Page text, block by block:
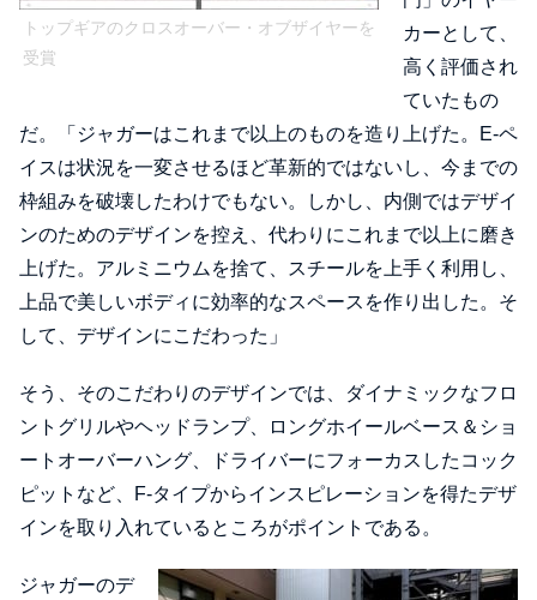
トップギアのクロスオーバー・オブザイヤーを
受賞
カーとして、
高く評価され
ていたもの
だ。「ジャガーはこれまで以上のものを造り上げた。E-ペ
イスは状況を一変させるほど革新的ではないし、今までの
枠組みを破壊したわけでもない。しかし、内側ではデザイ
ンのためのデザインを控え、代わりにこれまで以上に磨き
上げた。アルミニウムを捨て、スチールを上手く利用し、
上品で美しいボディに効率的なスペースを作り出した。そ
して、デザインにこだわった」
そう、そのこだわりのデザインでは、ダイナミックなフロ
ントグリルやヘッドランプ、ロングホイールベース＆ショ
ートオーバーハング、ドライバーにフォーカスしたコック
ピットなど、F-タイプからインスピレーションを得たデザ
インを取り入れているところがポイントである。
ジャガーのデ